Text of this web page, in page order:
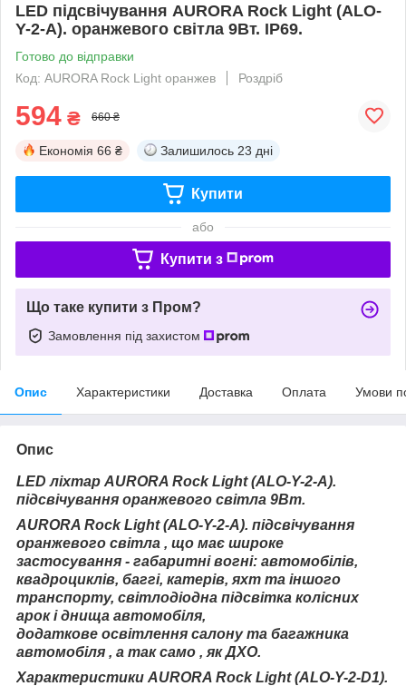
LED підсвічування AURORA Rock Light (ALO-
Y-2-А). оранжевого світла 9Вт. IP69.
Готово до відправки
Код: AURORA Rock Light оранжев
Роздріб
594 ₴ 660 ₴
Економія 66 ₴ Залишилось 23 дні
Купити
або
Купити з
Що таке купити з Пром?
Замовлення під захистом
Опис Характеристики Доставка Оплата Умови
Опис
LEDліхтар AURORA Rock Light (ALO-Y-2-А).
підсвічування оранжевого світла 9Вт.
AURORA Rock Light (ALO-Y-2-А). підсвічування
оранжевого світла , що має широке
застосування - габаритні вогні: автомобілів,
квадроциклів, баггі, катерів, яхт та іншого
транспорту, світлодіодна підсвітка колісних
арок і днища автомобіля,
додаткове освітлення салону та багажника
автомобіля , а так само , як ДХО.
Характеристики AURORA Rock Light (ALO-Y-2-D1).